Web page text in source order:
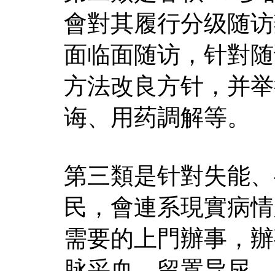
會對其履行分级随
面临面随访，针對
方法改良方针，并
诲、用药調解等。
第三類是针對失能
民，會連系現實病
需要的上門辦事，